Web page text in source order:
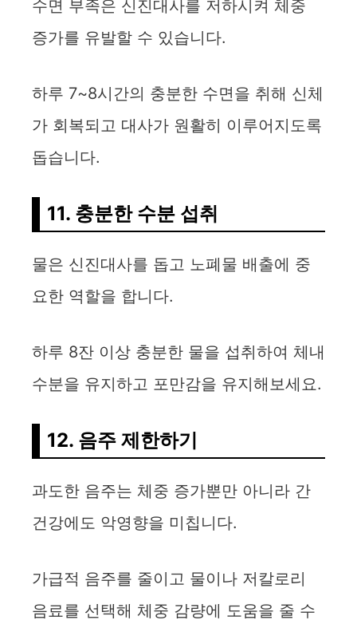
수면 부족은 신진대사를 저하시켜 체중
증가를 유발할 수 있습니다.
하루 7~8시간의 충분한 수면을 취해 신체
가 회복되고 대사가 원활히 이루어지도록
돕습니다.
11. 충분한 수분 섭취
물은 신진대사를 돕고 노폐물 배출에 중
요한 역할을 합니다.
하루 8잔 이상 충분한 물을 섭취하여 체내
수분을 유지하고 포만감을 유지해보세요.
12. 음주 제한하기
과도한 음주는 체중 증가뿐만 아니라 간
건강에도 악영향을 미칩니다.
가급적 음주를 줄이고 물이나 저칼로리
음료를 선택해 체중 감량에 도움을 줄 수